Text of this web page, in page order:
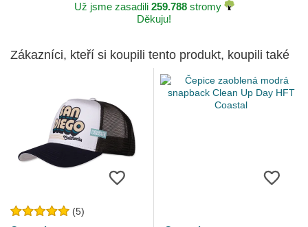
Už jsme zasadili 259.788stromy
Děkuju!
Zákazníci, kteří si koupili tento produkt, koupili také
(5)